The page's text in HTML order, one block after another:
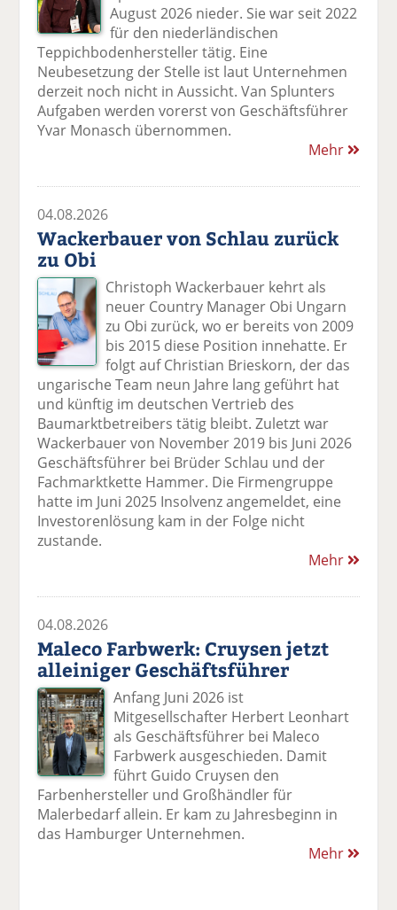
August 2026 nieder. Sie war seit 2022
für den niederländischen
Teppichbodenhersteller tätig. Eine
Neubesetzung der Stelle ist laut Unternehmen
derzeit noch nicht in Aussicht. Van Splunters
Aufgaben werden vorerst von Geschäftsführer
Yvar Monasch übernommen.
Mehr
04.08.2026
Wackerbauer von Schlau zurück
zu Obi
Christoph Wackerbauer kehrt als
neuer Country Manager Obi Ungarn
zu Obi zurück, wo er bereits von 2009
bis 2015 diese Position innehatte. Er
folgt auf Christian Brieskorn, der das
ungarische Team neun Jahre lang geführt hat
und künftig im deutschen Vertrieb des
Baumarktbetreibers tätig bleibt. Zuletzt war
Wackerbauer von November 2019 bis Juni 2026
Geschäftsführer bei Brüder Schlau und der
Fachmarktkette Hammer. Die Firmengruppe
hatte im Juni 2025 Insolvenz angemeldet, eine
Investorenlösung kam in der Folge nicht
zustande.
Mehr
04.08.2026
Maleco Farbwerk: Cruysen jetzt
alleiniger Geschäftsführer
Anfang Juni 2026 ist
Mitgesellschafter Herbert Leonhart
als Geschäftsführer bei Maleco
Farbwerk ausgeschieden. Damit
führt Guido Cruysen den
Farbenhersteller und Großhändler für
Malerbedarf allein. Er kam zu Jahresbeginn in
das Hamburger Unternehmen.
Mehr